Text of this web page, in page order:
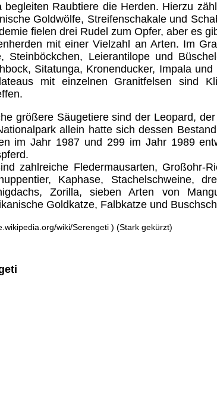
begleiten Raubtiere die Herden. Hierzu
Goldwölfe, Streifenschakale und
fielen drei Rudel zum Opfer, aber es
mit einer Vielzahl an Arten. Im
Steinböckchen, Leierantilope und
Sitatunga, Kronenducker, Impala
mit einzelnen Granitfelsen sind
größere Säugetiere sind der Leopard,
allein hatte sich dessen
im Jahr 1987 und 299 im Jahr 1989
zahlreiche Fledermausarten, Großohr-
Kaphase, Stachelschweine,
Zorilla, sieben Arten von
Goldkatze, Falbkatze und
wiki/Serengeti ) (Stark gekürzt)